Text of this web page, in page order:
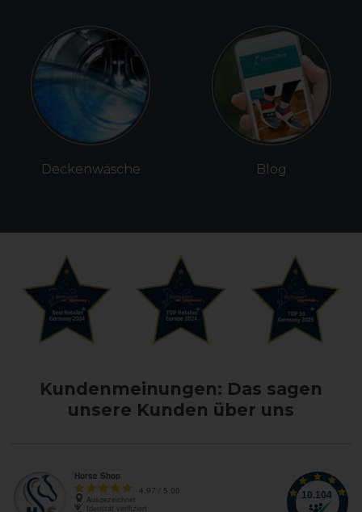
Deckenwäsche Blog
Kundenmeinungen: Das sagen
unsere Kunden über uns